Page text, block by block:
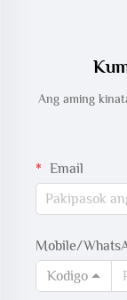
Ang aming
Email
Mobile/
Kodigo